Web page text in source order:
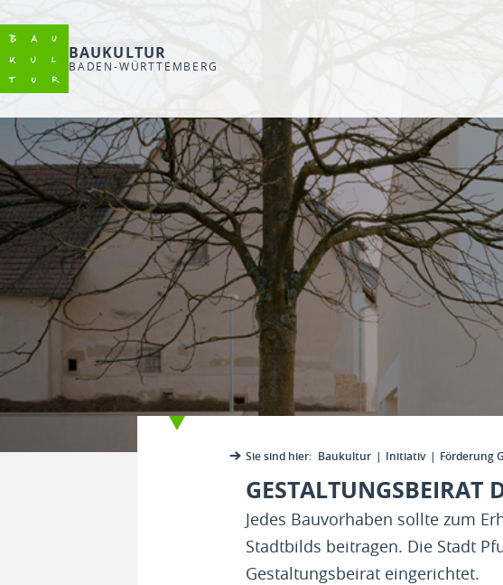
BAUKULTUR
BADEN-WÜRTTEMBERG
Sie sind hier: Baukultur Initiativ Förderung
GESTALTUNGSBEIRAT
Jedes Bauvorhaben sollte zum
Stadtbilds beitragen. Die Stadt
Gestaltungsbeirat eingerichtet.